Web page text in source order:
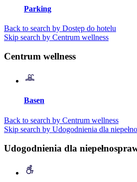
Parking
Back to search by Dostęp do hotelu
Skip search by Centrum wellness
Centrum wellness
Basen
Back to search by Centrum wellness
Skip search by Udogodnienia dla
Udogodnienia dla